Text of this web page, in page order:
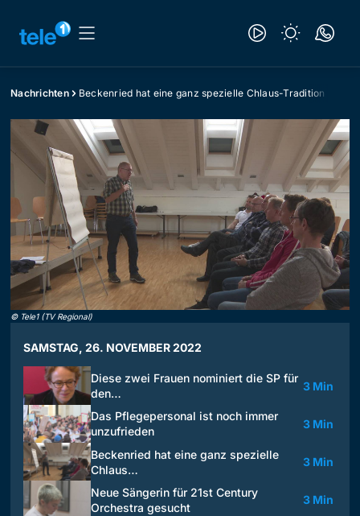
Nachrichten Beckenried hat eine ganz spezielle Chlaus-Tradition
© Tele1 (TV Regional)
SAMSTAG, 26. NOVEMBER 2022
Diese zwei Frauen nominiert die SP für
den…
3 Min
Das Pflegepersonal ist noch immer
unzufrieden
3 Min
Beckenried hat eine ganz spezielle
Chlaus…
3 Min
Neue Sängerin für 21st Century
Orchestra gesucht
3 Min